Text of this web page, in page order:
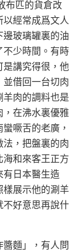
布匹的貨倉改
經常成爲文人
玻璃罐裏的油
不少時間。有時
是講究得很，他
借回一台切肉
肉的調料也是
，在沸水裏優雅
噘舌的老廣，
，把盤裏的肉
海和來客王正方
有日本醫生造
樣展示他的涮羊
不好意思再說什
麵」，有人問